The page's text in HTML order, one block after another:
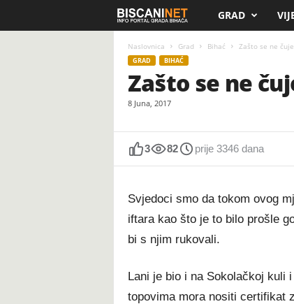
i
n
i
GRAD
Naslovnica Grad Bihać Zašto se ne
GRAD BIHAĆ
Zašto se ne
8 Juna, 2017
3 82 prije 3346 dana
Svjedoci smo da tokom ovog
iftara kao što je to bilo prošle
bi s njim rukovali.
Lani je bio i na Sokolačkoj kuli
topovima mora nositi certifikat